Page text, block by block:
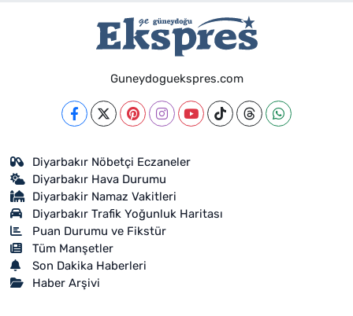
Guneydoguekspres.com
Diyarbakır Nöbetçi Eczaneler
Diyarbakır Hava Durumu
Diyarbakir Namaz Vakitleri
Diyarbakır Trafik Yoğunluk Haritası
Puan Durumu ve Fikstür
Tüm Manşetler
Son Dakika Haberleri
Haber Arşivi